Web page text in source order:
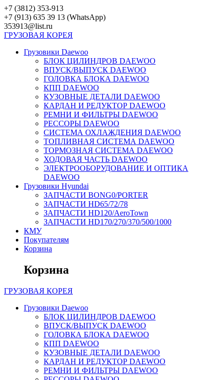
Перейти
к
контенту
+7 (3812) 353-913
+7 (913) 635 39 13 (WhatsApp)
353913@list.ru
ГРУЗОВАЯ КОРЕЯ
Грузовики Daewoo
БЛОК ЦИЛИНДРОВ DAEWOO
ВПУСК/ВЫПУСК DAEWOO
ГОЛОВКА БЛОКА DAEWOO
КПП DAEWOO
КУЗОВНЫЕ ДЕТАЛИ DAEWOO
КАРДАН И РЕДУКТОР DAEWOO
РЕМНИ И ФИЛЬТРЫ DAEWOO
РЕССОРЫ DAEWOO
СИСТЕМА ОХЛАЖДЕНИЯ DAEWOO
ТОПЛИВНАЯ СИСТЕМА DAEWOO
ТОРМОЗНАЯ СИСТЕМА DAEWOO
ХОДОВАЯ ЧАСТЬ DAEWOO
ЭЛЕКТРООБОРУДОВАНИЕ И ОПТИКА
DAEWOO
Грузовики Hyundai
ЗАПЧАСТИ BONG0/PORTER
ЗАПЧАСТИ HD65/72/78
ЗАПЧАСТИ HD120/AeroTown
ЗАПЧАСТИ HD170/270/370/500/1000
КМУ
Покупателям
Корзина
Корзина
ГРУЗОВАЯ КОРЕЯ
Грузовики Daewoo
БЛОК ЦИЛИНДРОВ DAEWOO
ВПУСК/ВЫПУСК DAEWOO
ГОЛОВКА БЛОКА DAEWOO
КПП DAEWOO
КУЗОВНЫЕ ДЕТАЛИ DAEWOO
КАРДАН И РЕДУКТОР DAEWOO
РЕМНИ И ФИЛЬТРЫ DAEWOO